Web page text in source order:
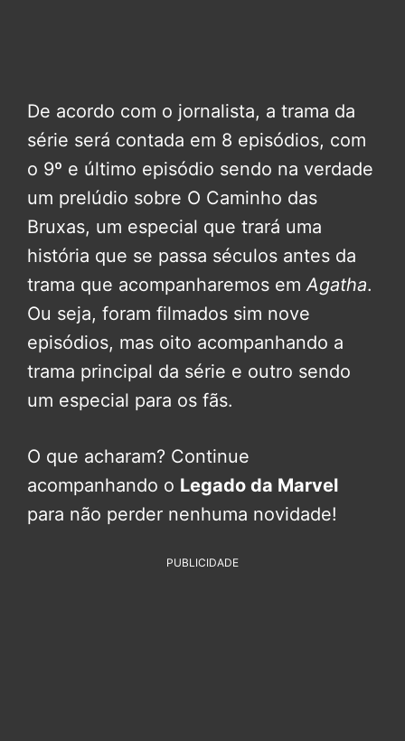
De acordo com o jornalista, a trama da
série será contada em 8 episódios, com
o 9º e último episódio sendo na verdade
um prelúdio sobre O Caminho das
Bruxas, um especial que trará uma
história que se passa séculos antes da
trama que acompanharemos emAgatha.
Ou seja, foram filmados sim nove
episódios, mas oito acompanhando a
trama principal da série e outro sendo
um especial para os fãs.
O que acharam? Continue
acompanhando o Legado da Marvel
para não perder nenhuma novidade!
PUBLICIDADE